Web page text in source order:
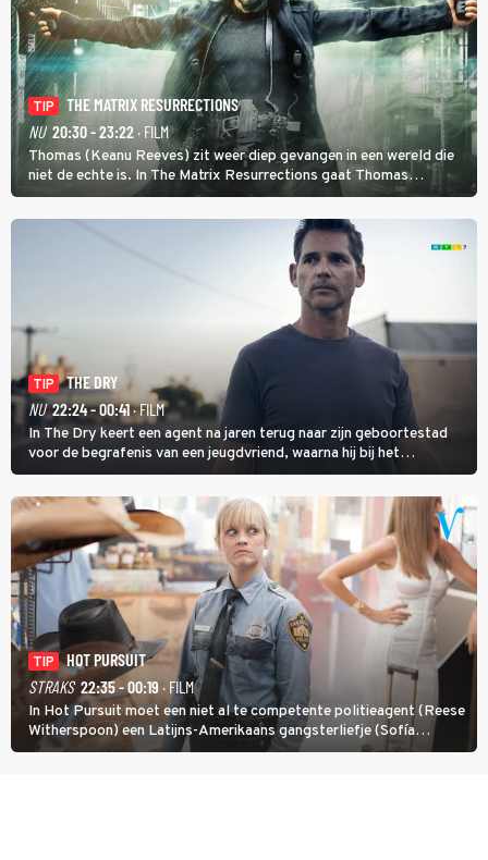
TIP
THE MATRIX RESURRECTIONS
NU 20:30 - 23:22 · FILM
Thomas (Keanu Reeves) zit weer diep gevangen in een wereld die
niet de echte is. In The Matrix Resurrections gaat Thomas
proberen uit deze schijnwereld te ontsnappen.
TIP
THE DRY
NU 22:24 - 00:41· FILM
In The Dry keert een agent na jaren terug naar zijn geboortestad
voor de begrafenis van een jeugdvriend, waarna hij bij het
onderzoeken van diens dood een verband begint te vermoeden
met een oude zaak.
TIP
HOT PURSUIT
STRAKS 22:35 - 00:19 · FILM
In Hot Pursuit moet een niet al te competente politieagent (Reese
Witherspoon) een Latijns-Amerikaans gangsterliefje (Sofía
Vergara) beschermen tegen corrupte agenten en moordlustige